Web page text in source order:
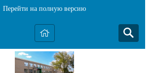
Перейти на полную версию